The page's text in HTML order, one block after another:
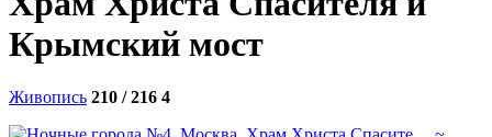
Крымский мост
Живопись 210 / 216 4